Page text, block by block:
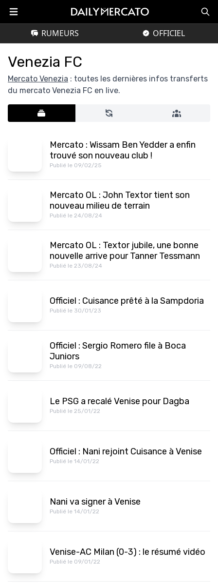
RUMEURS OFFICIEL
Venezia FC
Mercato Venezia : toutes les dernières infos transferts
du mercato Venezia FC en live.
Mercato : Wissam Ben Yedder a enfin
trouvé son nouveau club !
Publié le 09/02/25
Mercato OL : John Textor tient son
nouveau milieu de terrain
Publié le 24/08/24
Mercato OL : Textor jubile, une bonne
nouvelle arrive pour Tanner Tessmann
Publié le 23/08/24
Officiel : Cuisance prêté à la Sampdoria
Publié le 30/01/23
Officiel : Sergio Romero file à Boca
Juniors
Publié le 09/08/22
Le PSG a recalé Venise pour Dagba
Publié le 25/01/22
Officiel : Nani rejoint Cuisance à Venise
Publié le 14/01/22
Nani va signer à Venise
Publié le 14/01/22
Venise-AC Milan (0-3) : le résumé vidéo
Publié le 09/01/22